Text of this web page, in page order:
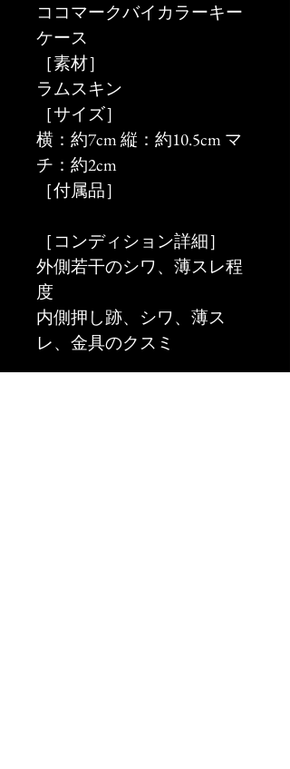
ココマークバイカラーキー
ケース
［素材］
ラムスキン
［サイズ］
横：約7cm 縦：約10.5cm マ
チ：約2cm
［付属品］
［コンディション詳細］
外側若干のシワ、薄スレ程
度
内側押し跡、シワ、薄ス
レ、金具のクスミ